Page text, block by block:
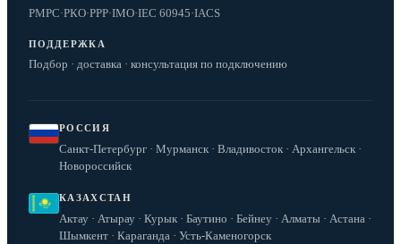
РМРС·РКО·РРР·IMO·IEC 60945·IACS
ПОДДЕРЖКА
Подбор · доставка · консультация по подключению
РОССИЯ
Санкт-Петербург · Мурманск · Владивосток · Архангельск ·
Новороссийск
КАЗАХСТАН
Актау · Атырау · Курык · Баутино · Бейнеу · Алматы · Астана ·
Шымкент · Караганда · Усть-Каменогорск